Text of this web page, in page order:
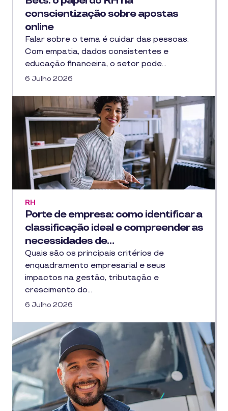
conscientização sobre apostas
online
Falar sobre o tema é cuidar das pessoas.
Com empatia, dados consistentes e
educação financeira, o setor pode…
6 Julho 2026
Porte de empresa: como identificar a
classificação ideal e compreender as
necessidades de…
RH
Quais são os principais critérios de
enquadramento empresarial e seus
impactos na gestão, tributação e
crescimento do…
6 Julho 2026